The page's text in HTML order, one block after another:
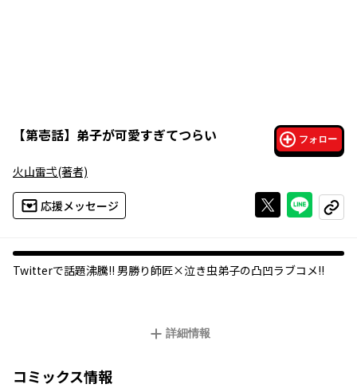
【第壱話】 弟子が可愛すぎてつらい フォロー
火山雷弌(著者)
応援メッセージ Xで投稿する
ライン
コピー
Twitterで話題沸騰!! 男勝り師匠×泣き虫弟子の凸凹ラブコメ!!
詳細情報
コミックス情報